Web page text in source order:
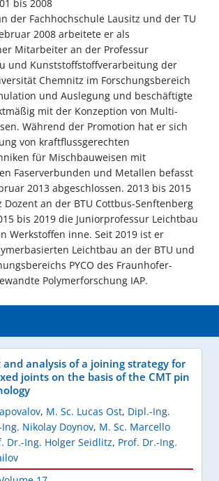
bis 2008
der Fachhochschule Lausitz und der TU
2008 arbeitete er als
Mitarbeiter an der Professur
und Kunststoffstoffverarbeitung der
Chemnitz im Forschungsbereich
und Auslegung und beschäftigte
mit der Konzeption von Multi-
Während der Promotion hat er sich
von kraftflussgerechten
für Mischbauweisen mit
Faserverbunden und Metallen befasst
2013 abgeschlossen. 2013 bis 2015
Dozent an der BTU Cottbus-Senftenberg
bis 2019 die Juniorprofessur Leichtbau
Werkstoffen inne. Seit 2019 ist er
Leichtbau an der BTU und
PYCO des Fraunhofer-
Polymerforschung IAP.
analysis of a joining strategy for
joints on the basis of the CMT pin
, M. Sc. Lucas Ost, Dipl.-Ing.
Ing. Nikolay Doynov, M. Sc. Marcello
Dr.-Ing. Holger Seidlitz, Prof. Dr.-Ing.